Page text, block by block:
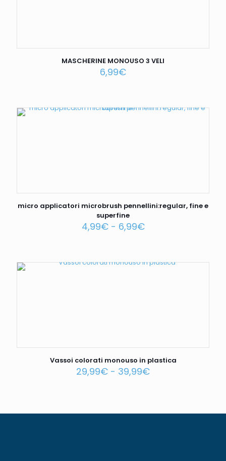
MASCHERINE MONOUSO 3 VELI
6,99€
micro applicatori microbrush pennellini:regular, fine e
superfine
4,99€ - 6,99€
Vassoi colorati monouso in plastica
29,99€ - 39,99€